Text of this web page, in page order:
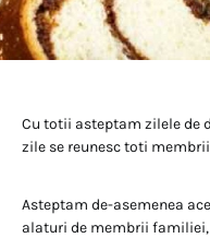
Cu totii asteptam zilele de
zile se reunesc toti
Asteptam de-asemenea
alaturi de membrii familiei,